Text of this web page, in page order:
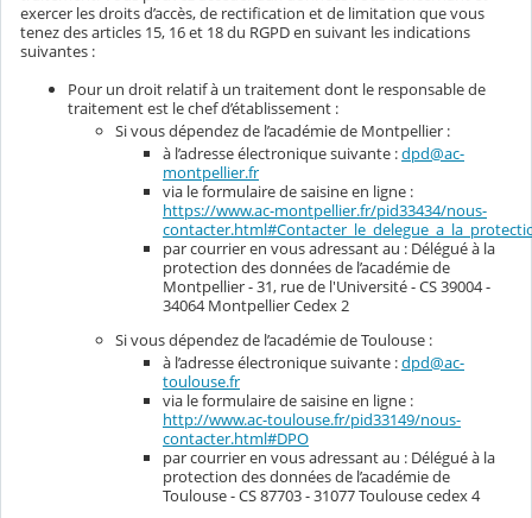
exercer les droits d’accès, de rectification et de limitation que vous
tenez des articles 15, 16 et 18 du RGPD en suivant les indications
suivantes :
Pour un droit relatif à un traitement dont le responsable de
traitement est le chef d’établissement :
Si vous dépendez de l’académie de Montpellier :
à l’adresse électronique suivante :dpd@ac-
montpellier.fr
via le formulaire de saisine en ligne :
https://www.ac-montpellier.fr/pid33434/nous-
par courrier en vous adressant au : Délégué à la
protection des données de l’académie de
Montpellier - 31, rue de l'Université - CS 39004 -
34064 Montpellier Cedex 2
Si vous dépendez de l’académie de Toulouse :
à l’adresse électronique suivante :dpd@ac-
toulouse.fr
via le formulaire de saisine en ligne :
http://www.ac-toulouse.fr/pid33149/nous-
contacter.html#DPO
par courrier en vous adressant au : Délégué à la
protection des données de l’académie de
Toulouse - CS 87703 - 31077 Toulouse cedex 4